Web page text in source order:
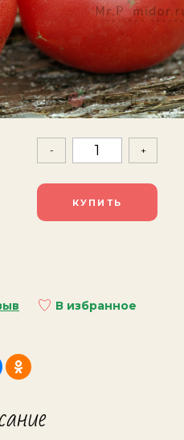
В избранное
- +